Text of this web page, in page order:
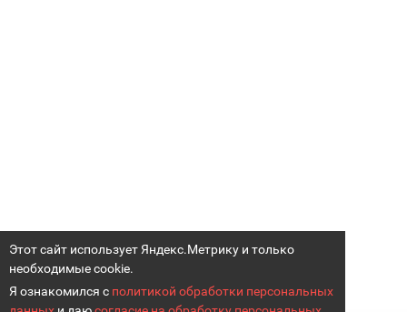
Этот сайт использует Яндекс.Метрику и только
необходимые cookie.
Я ознакомился с политикой обработки персональных